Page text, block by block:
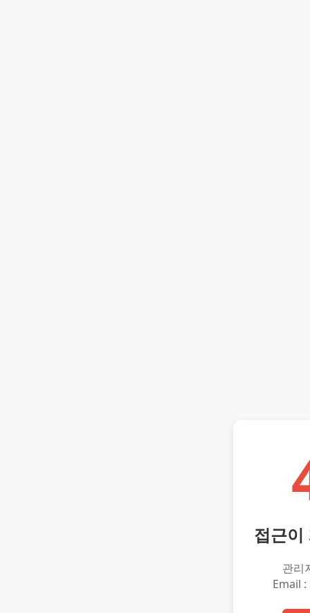
접근이
관리
Email